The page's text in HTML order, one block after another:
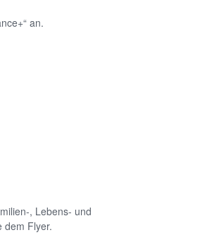
an.
, Lebens- und
dem Flyer.